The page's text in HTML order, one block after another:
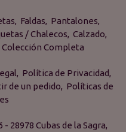
Faldas
Pantalones
/ Chalecos Calzado
Colección Completa
Política de Privacidad
de un pedido
Políticas de
28978 Cubas de la Sagra,